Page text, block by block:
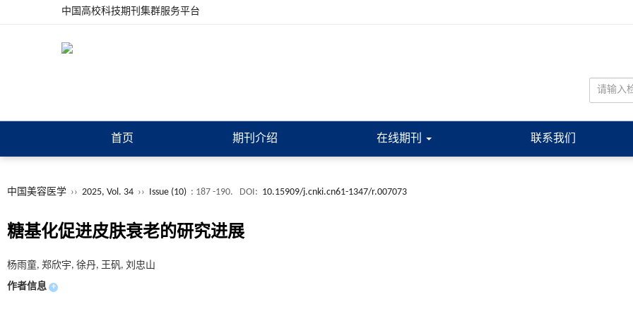
中国高校科技期刊集群服务平台
首页 期刊介绍 在线期刊 联系我们
中国美容医学 ›› 2025, Vol. 34 ›› Issue (10) : 187 -190. DOI: 10.15909/j.cnki.cn61-1347/r.007073
糖基化促进皮肤衰老的研究进展
杨雨童, 郑欣宇, 徐丹, 王矾, 刘忠山
作者信息 +